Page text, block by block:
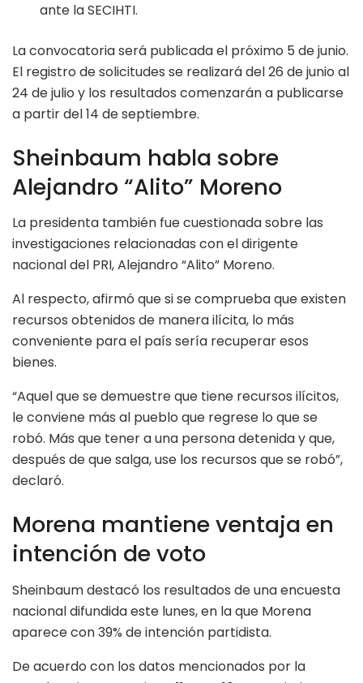
ante la SECIHTI.
La convocatoria será publicada el próximo 5 de junio.
El registro de solicitudes se realizará del 26 de junio al
24 de julio y los resultados comenzarán a publicarse
a partir del 14 de septiembre.
Sheinbaum habla sobre
Alejandro “Alito” Moreno
La presidenta también fue cuestionada sobre las
investigaciones relacionadas con el dirigente
nacional del PRI, Alejandro “Alito” Moreno.
Al respecto, afirmó que si se comprueba que existen
recursos obtenidos de manera ilícita, lo más
conveniente para el país sería recuperar esos
bienes.
“Aquel que se demuestre que tiene recursos ilícitos,
le conviene más al pueblo que regrese lo que se
robó. Más que tener a una persona detenida y que,
después de que salga, use los recursos que se robó”,
declaró.
Morena mantiene ventaja en
intención de voto
Sheinbaum destacó los resultados de una encuesta
nacional difundida este lunes, en la que Morena
aparece con 39% de intención partidista.
De acuerdo con los datos mencionados por la